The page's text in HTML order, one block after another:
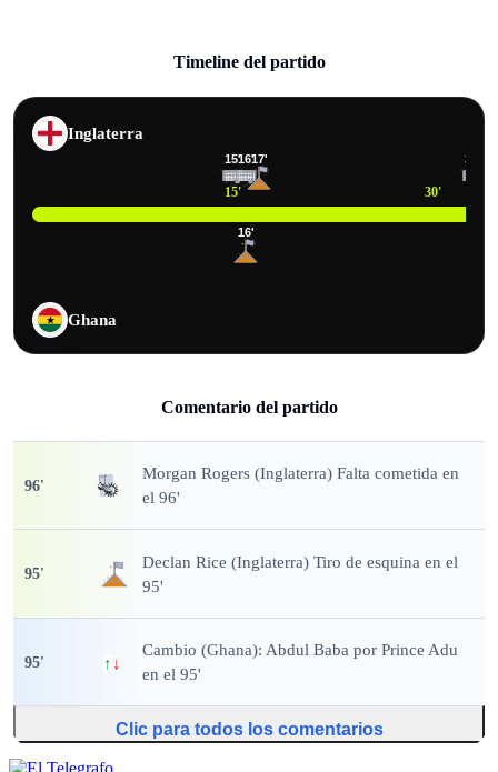
Timeline del partido
Inglaterra
15' 30'
15'16'
16'
17' 33
Ghana
Comentario del partido
96'
Morgan Rogers (Inglaterra) Falta cometida en
el 96'
95'
Declan Rice (Inglaterra) Tiro de esquina en el
95'
95' ↑ ↓
Cambio (Ghana): Abdul Baba por Prince Adu
en el 95'
Clic para todos los comentarios